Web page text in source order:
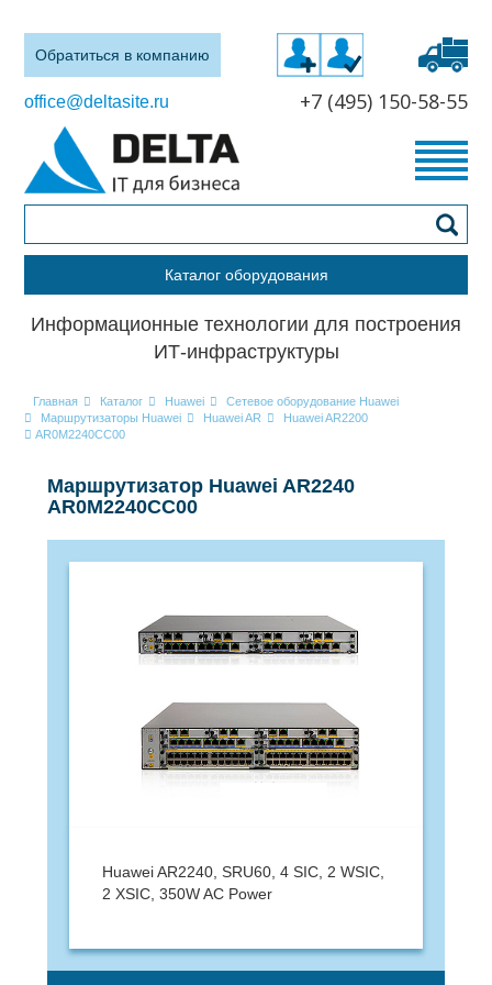
Обратиться в компанию
office@deltasite.ru +7 (495) 150-58-55
Каталог оборудования
Информационные технологии для построения
ИТ-инфраструктуры
Главная Каталог Huawei
Сетевое оборудование Huawei
Маршрутизаторы Huawei
Huawei AR
Huawei AR2200
AR0M2240CC00
Маршрутизатор Huawei AR2240
AR0M2240CC00
Huawei AR2240, SRU60, 4 SIC, 2 WSIC,
2 XSIC, 350W AC Power